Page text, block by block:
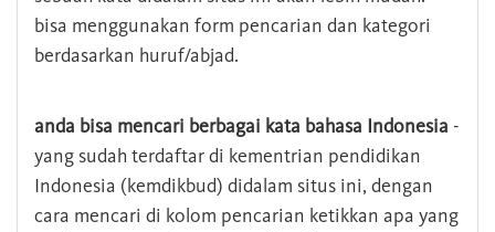
bisa menggunakan form pencarian dan kategori
berdasarkan huruf/abjad.
anda bisa mencari berbagai kata bahasa Indonesia -
yang sudah terdaftar di kementrian pendidikan
Indonesia (kemdikbud) didalam situs ini, dengan
cara mencari di kolom pencarian ketikkan apa yang